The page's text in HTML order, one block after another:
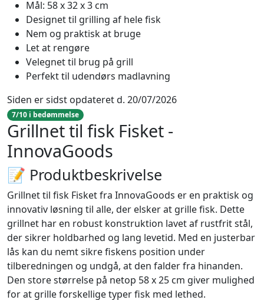
Mål: 58 x 32 x 3 cm
Designet til grilling af hele fisk
Nem og praktisk at bruge
Let at rengøre
Velegnet til brug på grill
Perfekt til udendørs madlavning
Siden er sidst opdateret d. 20/07/2026
7/10 i bedømmelse
Grillnet til fisk Fisket -
InnovaGoods
📝 Produktbeskrivelse
Grillnet til fisk Fisket fra InnovaGoods er en praktisk og
innovativ løsning til alle, der elsker at grille fisk. Dette
grillnet har en robust konstruktion lavet af rustfrit stål,
der sikrer holdbarhed og lang levetid. Med en justerbar
lås kan du nemt sikre fiskens position under
tilberedningen og undgå, at den falder fra hinanden.
Den store størrelse på netop 58 x 25 cm giver mulighed
for at grille forskellige typer fisk med lethed.